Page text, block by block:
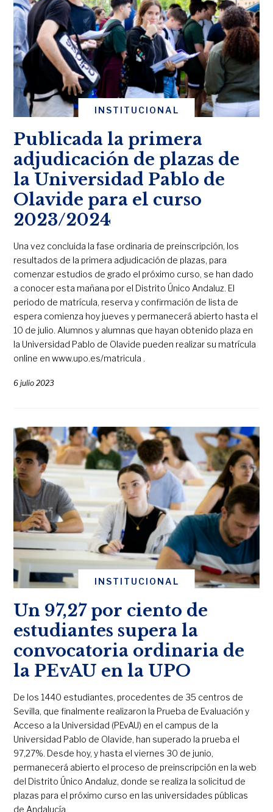
INSTITUCIONAL
Publicada la primera
adjudicación de plazas de
la Universidad Pablo de
Olavide para el curso
2023/2024
Una vez concluida la fase ordinaria de preinscripción, los
resultados de la primera adjudicación de plazas, para
comenzar estudios de grado el próximo curso, se han dado
a conocer esta mañana por el Distrito Único Andaluz. El
periodo de matrícula, reserva y confirmación de lista de
espera comienza hoy jueves y permanecerá abierto hasta el
10 de julio. Alumnos y alumnas que hayan obtenido plaza en
la Universidad Pablo de Olavide pueden realizar su matrícula
online en www.upo.es/matricula .
6 julio 2023
INSTITUCIONAL
Un 97,27 por ciento de
estudiantes supera la
convocatoria ordinaria de
la PEvAU en la UPO
De los 1440 estudiantes, procedentes de 35 centros de
Sevilla, que finalmente realizaron la Prueba de Evaluación y
Acceso a la Universidad (PEvAU) en el campus de la
Universidad Pablo de Olavide, han superado la prueba el
97,27%. Desde hoy, y hasta el viernes 30 de junio,
permanecerá abierto el proceso de preinscripción en la web
del Distrito Único Andaluz, donde se realiza la solicitud de
plazas para el próximo curso en las universidades públicas
de Andalucía.